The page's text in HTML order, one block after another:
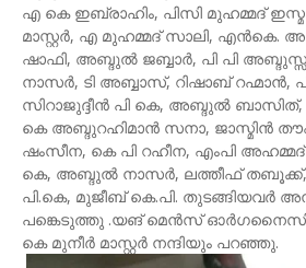
എ കെ ഇബ്രാഹിം, പിസി മുഹമ്മദ്
മാസ്റ്റർ, എ മുഹമ്മദ് സാലി, എൻകെ.
ഷാഫി, അബ്ദുൽ ജബ്ബാർ, പി പി
നാസർ, ടി അബ്ബാസ്, റിഷാബ് റഹ്മാൻ,
സിറാജുദ്ദീൻ പി കെ, അബ്ദുൽ
കെ അബ്ദുറഹിമാൻ സനാ, ജാസ്മിൻ
ഷംസീന, കെ പി റഹീന, എംപി അഹമ്മദ്
കെ, അബ്ദുൽ നാസർ, ലത്തീഫ് തബൂക്ക്,
പി.കെ, മുജീബ് കെ.പി. തുടങ്ങിയവർ
പങ്കെടുത്തു .യങ് മെൻസ്
കെ മുനീർ മാസ്റ്റർ നന്ദിയും പറഞ്ഞു.